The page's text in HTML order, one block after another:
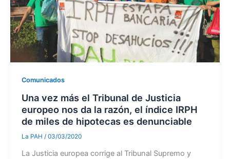
Comunicados
Una vez más el Tribunal de Justicia
europeo nos da la razón, el índice IRPH
de miles de hipotecas es denunciable
La PAH / 03/03/2020
La Justicia europea corrige al Tribunal Supremo y